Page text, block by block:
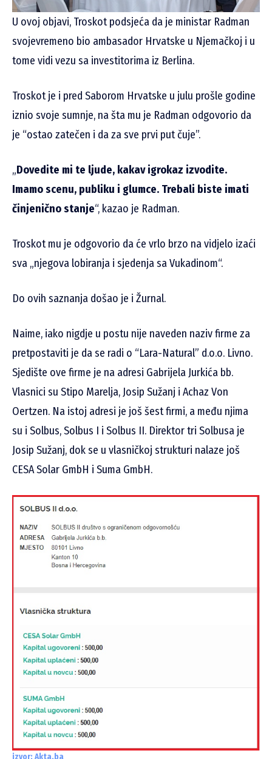
U ovoj objavi, Troskot podsjeća da je ministar Radman
svojevremeno bio ambasador Hrvatske u Njemačkoj i u
tome vidi vezu sa investitorima iz Berlina.
Troskot je i pred Saborom Hrvatske u julu prošle godine
iznio svoje sumnje, na šta mu je Radman odgovorio da
je “ostao zatečen i da za sve prvi put čuje”.
„Dovedite mi te ljude, kakav igrokaz izvodite.
Imamo scenu, publiku i glumce. Trebali biste imati
činjenično stanje“, kazao je Radman.
Troskot mu je odgovorio da će vrlo brzo na vidjelo izaći
sva „njegova lobiranja i sjedenja sa Vukadinom“.
Do ovih saznanja došao je i Žurnal.
Naime, iako nigdje u postu nije naveden naziv firme za
pretpostaviti je da se radi o “Lara-Natural” d.o.o. Livno.
Sjedište ove firme je na adresi Gabrijela Jurkića bb.
Vlasnici su Stipo Marelja, Josip Sužanj i Achaz Von
Oertzen. Na istoj adresi je još šest firmi, a među njima
su i Solbus, Solbus I i Solbus II. Direktor tri Solbusa je
Josip Sužanj, dok se u vlasničkoj strukturi nalaze još
CESA Solar GmbH i Suma GmbH.